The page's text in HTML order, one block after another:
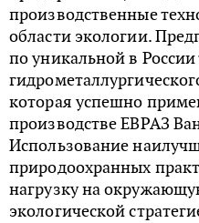
производственные
области экологии.
по уникальной в
которая успешно
производстве ЕВРАЗ
Использование
природоохранных
нагрузку на
экологической